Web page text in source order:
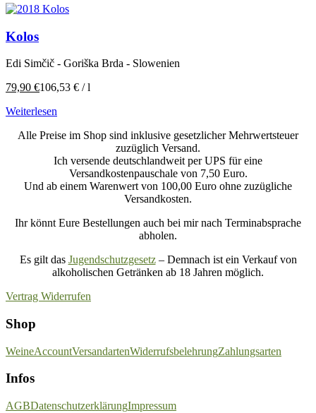
Kolos
Edi Simčič - Goriška Brda - Slowenien
79,90 €106,53 € /l
Weiterlesen
Alle Preise im Shop sind inklusive gesetzlicher Mehrwertsteuer
zuzüglich Versand.
Ich versende deutschlandweit per UPS für eine
Versandkostenpauschale von 7,50 Euro.
Und ab einem Warenwert von 100,00 Euro ohne zuzügliche
Versandkosten.
Ihr könnt Eure Bestellungen auch bei mir nach Terminabsprache
abholen.
Es gilt das Jugendschutzgesetz– Demnach ist ein Verkauf von
alkoholischen Getränken ab 18 Jahren möglich.
Vertrag Widerrufen
Shop
WeineAccountVersandartenWiderrufsbelehrungZahlungsarten
Infos
AGBDatenschutzerklärungImpressum